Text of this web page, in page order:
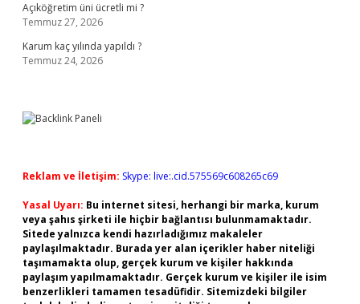
Açıköğretim üni ücretli mi ?
Temmuz 27, 2026
Karum kaç yılında yapıldı ?
Temmuz 24, 2026
Reklam ve İletişim: Skype: live:.cid.575569c608265c69
Yasal Uyarı: Bu internet sitesi, herhangi bir marka, kurum
veya şahıs şirketi ile hiçbir bağlantısı bulunmamaktadır.
Sitede yalnızca kendi hazırladığımız makaleler
paylaşılmaktadır. Burada yer alan içerikler haber niteliği
taşımamakta olup, gerçek kurum ve kişiler hakkında
paylaşım yapılmamaktadır. Gerçek kurum ve kişiler ile isim
benzerlikleri tamamen tesadüfidir. Sitemizdeki bilgiler